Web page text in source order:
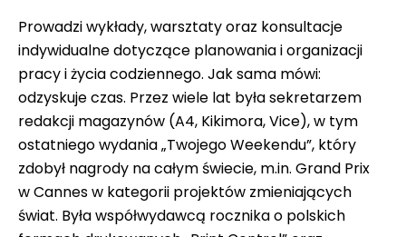
Prowadzi wykłady, warsztaty oraz konsultacje
indywidualne dotyczące planowania i organizacji
pracy i życia codziennego. Jak sama mówi:
odzyskuje czas. Przez wiele lat była sekretarzem
redakcji magazynów (A4, Kikimora, Vice), w tym
ostatniego wydania „Twojego Weekendu”, który
zdobył nagrody na całym świecie, m.in. Grand Prix
w Cannes w kategorii projektów zmieniających
świat. Była współwydawcą rocznika o polskich